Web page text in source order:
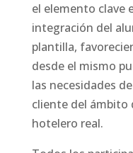
el elemento clave
integración del
plantilla,
desde el mismo
las necesidades
cliente del ámbito
hotelero real.